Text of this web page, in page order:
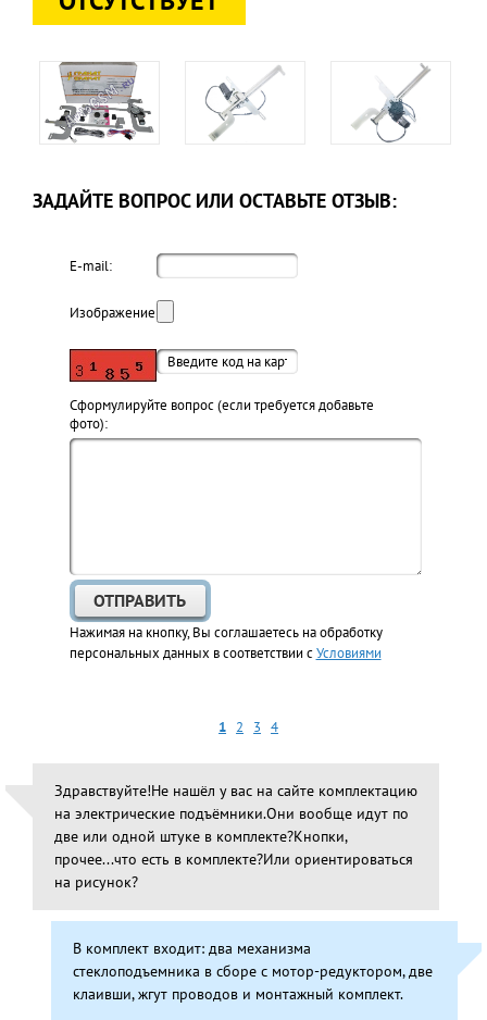
ЗАДАЙТЕ ВОПРОС ИЛИ ОСТАВЬТЕ ОТЗЫВ:
E-mail:
Изображение:
Cформулируйте вопрос (если требуется добавьте
фото):
Нажимая на кнопку, Вы соглашаетесь на обработку
персональных данных в соответствии сУсловиями
1 2 3 4
Здравствуйте!Не нашёл у вас на сайте комплектацию
на электрические подъёмники.Они вообще идут по
две или одной штуке в комплекте?Кнопки,
прочее...что есть в комплекте?Или ориентироваться
на рисунок?
В комплект входит: два механизма
стеклоподъемника в сборе с мотор-редуктором, две
клаивши, жгут проводов и монтажный комплект.